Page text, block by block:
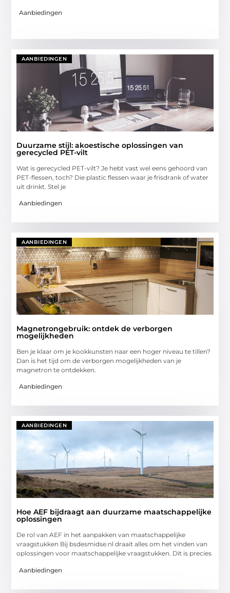
Aanbiedingen
AANBIEDINGEN
Duurzame stijl: akoestische oplossingen van
gerecycled PET-vilt
Wat is gerecycled PET-vilt? Je hebt vast wel eens gehoord van
PET-flessen, toch? Die plastic flessen waar je frisdrank of water
uit drinkt. Stel je
Aanbiedingen
AANBIEDINGEN
Magnetrongebruik: ontdek de verborgen
mogelijkheden
Ben je klaar om je kookkunsten naar een hoger niveau te tillen?
Dan is het tijd om de verborgen mogelijkheden van je
magnetron te ontdekken.
Aanbiedingen
AANBIEDINGEN
Hoe AEF bijdraagt aan duurzame maatschappelijke
oplossingen
De rol van AEF in het aanpakken van maatschappelijke
vraagstukken Bij bsdesmidse.nl draait alles om het vinden van
oplossingen voor maatschappelijke vraagstukken. Dit is precies
Aanbiedingen